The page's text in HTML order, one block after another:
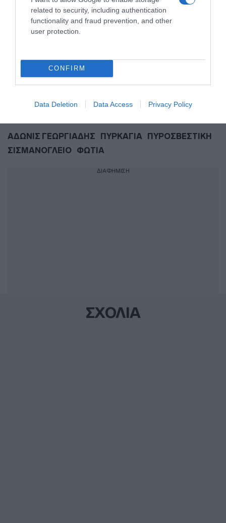
related to security, including authentication
functionality and fraud prevention, and other
user protection.
CONFIRM
Data Deletion Data Access Privacy Policy
Χανιά: Νεαρός Παλαιστίνιος κλείδωσε
ανήλικη στο σπίτι του – Την έσωσαν οι
φωνές της
Ακολούθησε το debater.gr στο
και μάθετε πρώτοι όλες τις ειδήσεις
Share Tweet
ΑΔΩΝΙΣ ΓΕΩΡΓΙΑΔΗΣ ΠΥΡΚΑΓΙΑ
ΠΥΡΟΣΒΕΣΤΙΚΗ
ΣΙΣΜΑΝΟΓΛΕΙΟ
ΦΩΤΙΑ
ΔΙΑΦΗΜΙΣΗ
ΣΧΟΛΙΑ